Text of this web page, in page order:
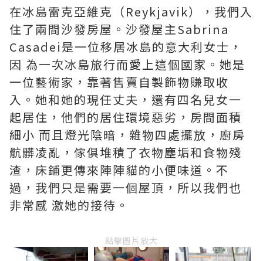
在冰島雷克亞維克（Reykjavik），我們入
住了兩間沙發房屋。沙發屋主Sabrina
Casadei是一位移居冰島的意大利女士，
因 為一次冰島旅行而愛上這個國家。她是
一位藝術家，靠著售賣自製飾物賺取收
入。她和她的現任丈夫，還有四名兒女一
起居住，他們的居住環境惡劣，房間面積
細小 而且燈光陰暗，雜物四處擺放，廚房
骯髒凌亂，傢俱堆積了衣物塵垢和食物殘
渣，床鋪更傳來陣陣貓的小便味道。不
過，我們只是需要一個屋頂，所以我們也
非常感 激她的接待。
點擊圖片放大